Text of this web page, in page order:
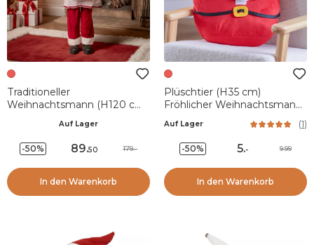
Traditioneller
Weihnachtsmann (H120 cm)
Auf Lager
-50% 89.50 179.-
In den Warenkorb
Plüschtier (H35 cm)
Fröhlicher Weihnachtsmann
Auf Lager (1)
-50% 5.- 9.99
In den Warenkorb